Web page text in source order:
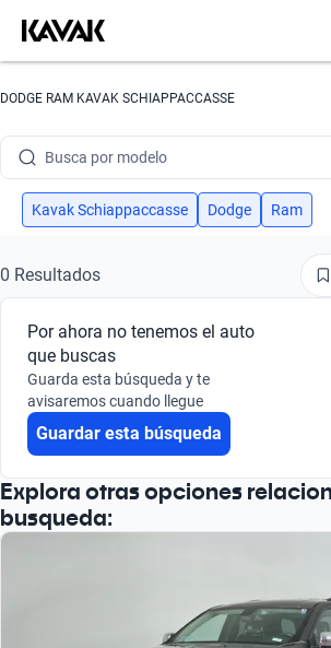
DODGE RAM KAVAK SCHIAPPACCASSE
Busca por modelo
Busca por versión
Busca por marca
Busca por modelo
Busca por versión
Kavak Schiappaccasse Dodge Ram
0 Resultados
Por ahora no tenemos el auto
que buscas
Guarda esta búsqueda y te
avisaremos cuando llegue
Guardar esta búsqueda
Explora otras opciones
busqueda: